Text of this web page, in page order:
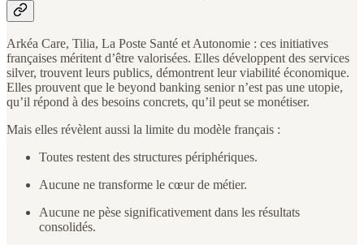
Arkéa Care, Tilia, La Poste Santé et Autonomie : ces initiatives
françaises méritent d’être valorisées. Elles développent des services
silver, trouvent leurs publics, démontrent leur viabilité économique.
Elles prouvent que le beyond banking senior n’est pas une utopie,
qu’il répond à des besoins concrets, qu’il peut se monétiser.
Mais elles révèlent aussi la limite du modèle français :
Toutes restent des structures périphériques.
Aucune ne transforme le cœur de métier.
Aucune ne pèse significativement dans les résultats
consolidés.